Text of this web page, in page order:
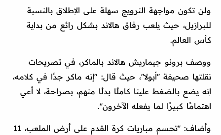
ولن تكون مواجهة النرويج سهلة على الإطلاق بالنسبة
لـلبرازيل، حيث يلعب رفاق هالاند بشكل رائع من بداية
كأس العالم.
ووصف برونو جيماريش هالاند بالماكر، في تصريحات
نقلتها صحيفة ''أبولا''، حيث قال: "إنه ماكر جدًا في كلامه،
إنه يضع بالضغط علينا كاملًا بدلًا منهم، بصراحة، لا أعي
اهتمامًا كبيرًا لما يفعله الآخرون''.
وأضاف: ''تحسم مباريات كرة القدم على أرض الملعب، 11